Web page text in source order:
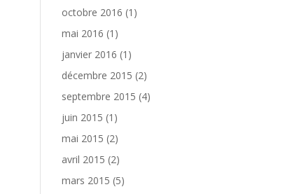
octobre 2016 (1)
mai 2016 (1)
janvier 2016 (1)
décembre 2015 (2)
septembre 2015 (4)
juin 2015 (1)
mai 2015 (2)
avril 2015 (2)
mars 2015 (5)